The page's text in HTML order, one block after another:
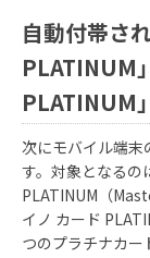
自動付帯さ
PLATINUM
PLATINUM
次にモバイル端末
す。対象となるの
PLATINUM（
イノ カード
つのプラチナカー